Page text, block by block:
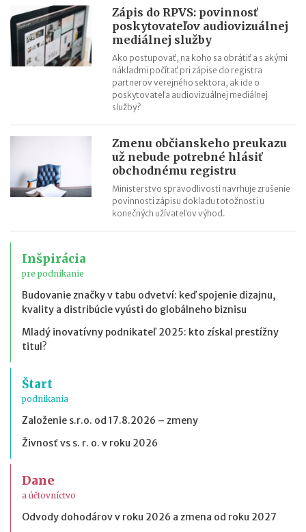
Zápis do RPVS: povinnosť
poskytovateľov audiovizuálnej
mediálnej služby
Ako postupovať, na koho sa obrátiť a s akými
nákladmi počítať pri zápise do registra
partnerov verejného sektora, ak ide o
poskytovateľa audiovizuálnej mediálnej
služby?
Zmenu občianskeho preukazu
už nebude potrebné hlásiť
obchodnému registru
Ministerstvo spravodlivosti navrhuje zrušenie
povinnosti zápisu dokladu totožnosti u
konečných užívateľov výhod.
Inšpirácia
pre podnikanie
Budovanie značky v tabu odvetví: keď spojenie dizajnu,
kvality a distribúcie vyústi do globálneho biznisu
Mladý inovatívny podnikateľ 2025: kto získal prestížny
titul?
Štart
podnikania
Založenie s.r.o. od 17.8.2026 – zmeny
Živnosť vs s. r. o. v roku 2026
Dane
a účtovníctvo
Odvody dohodárov v roku 2026 a zmena od roku 2027